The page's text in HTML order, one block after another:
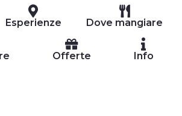
Esperienze Dove mangiare
Offerte Info